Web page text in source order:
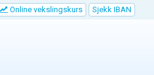
Online vekslingskurs Sjekk IBAN